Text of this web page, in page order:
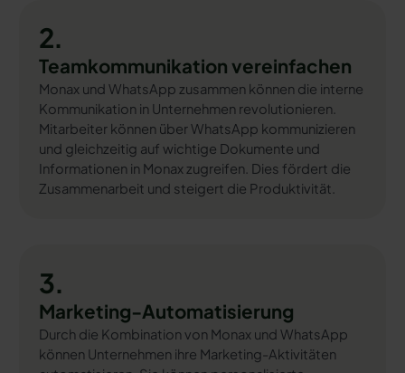
2.
Teamkommunikation vereinfachen
Monax und WhatsApp zusammen können die interne
Kommunikation in Unternehmen revolutionieren.
Mitarbeiter können über WhatsApp kommunizieren
und gleichzeitig auf wichtige Dokumente und
Informationen in Monax zugreifen. Dies fördert die
Zusammenarbeit und steigert die Produktivität.
3.
Marketing-Automatisierung
Durch die Kombination von Monax und WhatsApp
können Unternehmen ihre Marketing-Aktivitäten